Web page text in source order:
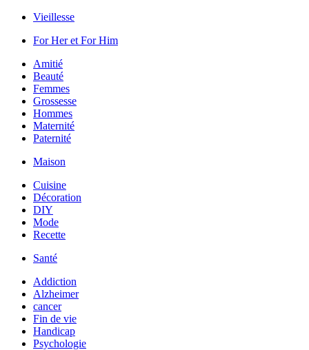
Vieillesse
For Her et For Him
Amitié
Beauté
Femmes
Grossesse
Hommes
Maternité
Paternité
Maison
Cuisine
Décoration
DIY
Mode
Recette
Santé
Addiction
Alzheimer
cancer
Fin de vie
Handicap
Psychologie